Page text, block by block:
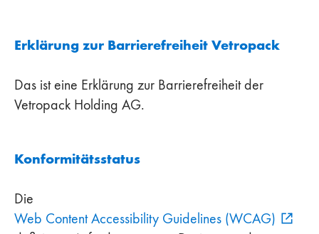
Erklärung zur Barrierefreiheit Vetropack
Das ist eine Erklärung zur Barrierefreiheit der
Vetropack Holding AG.
Konformitätsstatus
Die
Web Content Accessibility Guidelines (WCAG)